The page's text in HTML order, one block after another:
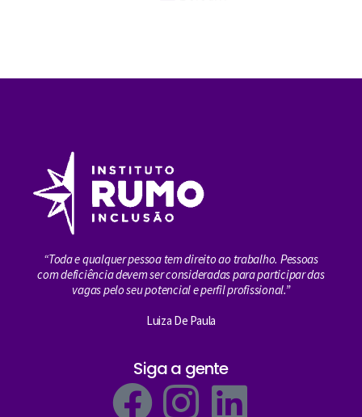
“Toda e qualquer pessoa tem direito ao trabalho. Pessoas
com deficiência devem ser consideradas para participar das
vagas pelo seu potencial e perfil profissional.”
Luiza De Paula
Siga a gente